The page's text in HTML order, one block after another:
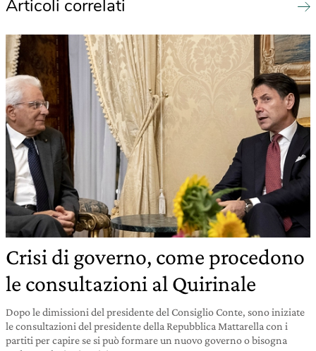
Articoli correlati
Crisi di governo, come procedono
le consultazioni al Quirinale
Dopo le dimissioni del presidente del Consiglio Conte, sono iniziate
le consultazioni del presidente della Repubblica Mattarella con i
partiti per capire se si può formare un nuovo governo o bisogna